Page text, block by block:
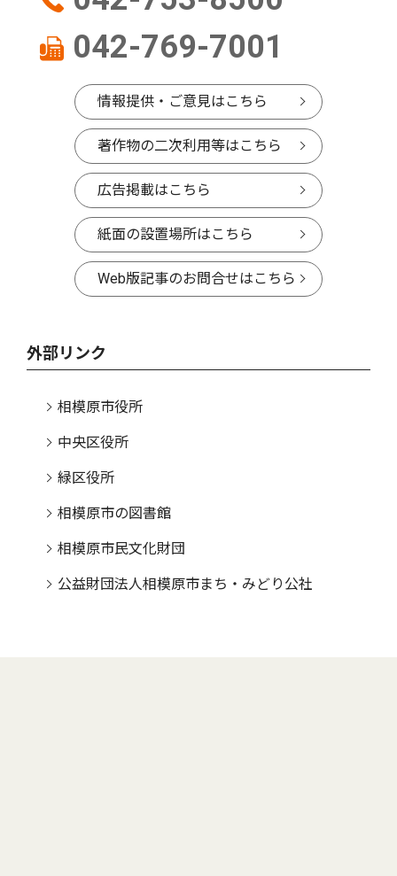
042-769-7001
情報提供・ご意見はこちら
著作物の二次利用等はこちら
広告掲載はこちら
紙面の設置場所はこちら
Web版記事のお問合せはこちら
外部リンク
相模原市役所
中央区役所
緑区役所
相模原市の図書館
相模原市民文化財団
公益財団法人相模原市まち・みどり公社